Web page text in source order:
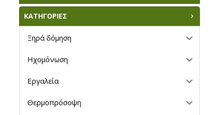
ΚΑΤΗΓΟΡΙΕΣ
Ξηρά δόμηση
Ηχομόνωση
Εργαλεία
Θερμοπρόσοψη